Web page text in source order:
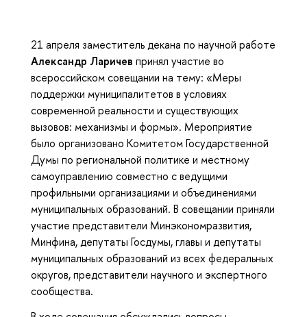
21 апреля заместитель декана по научной работе
Александр Ларичев принял участие во
всероссийском совещании на тему: «Меры
поддержки муниципалитетов в условиях
современной реальности и существующих
вызовов: механизмы и формы». Мероприятие
было организовано Комитетом Государственной
Думы по региональной политике и местному
самоуправлению совместно с ведущими
профильными организациями и объединениями
муниципальных образований. В совещании приняли
участие представители Минэкономразвития,
Минфина, депутаты Госдумы, главы и депутаты
муниципальных образований из всех федеральных
округов, представители научного и экспертного
сообщества.